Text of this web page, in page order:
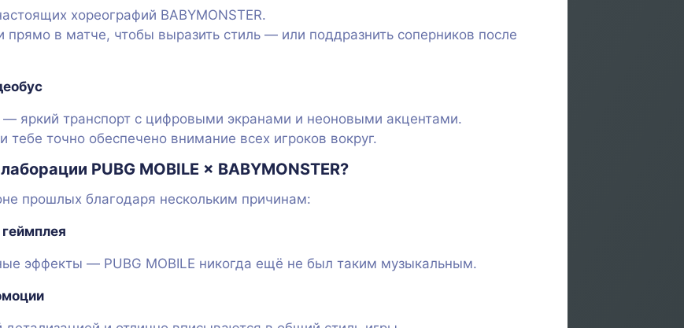
хореографий BABYMONSTER.
в матче, чтобы выразить стиль — или поддразнить соперников после
яркий транспорт с цифровыми экранами и неоновыми акцентами.
точно обеспечено внимание всех игроков вокруг.
PUBG MOBILE × BABYMONSTER?
прошлых благодаря нескольким причинам:
эффекты — PUBG MOBILE никогда ещё не был таким музыкальным.